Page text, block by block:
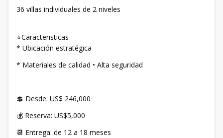
36 villas individuales de 2 niveles
⭐Caracteristicas
* Ubicación estratégica
* Materiales de calidad • Alta seguridad
💲 Desde: US$ 246,000
💰 Reserva: US$5,000
📆 Entrega: de 12 a 18 meses